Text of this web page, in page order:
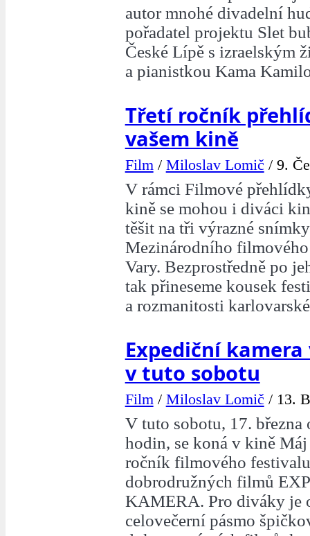
autor mnohé divadelní
pořadatel projektu Slet
České Lípě s izraelským
a pianistkou Kama
Třetí ročník
vašem kině
Film/ Miloslav Lomič / 9.
V rámci Filmové
kině se mohou i diváci
těšit na tři výrazné
Mezinárodního
Vary. Bezprostředně po
tak přineseme kousek
a rozmanitosti
Expediční kamera
v tuto sobotu
Film/ Miloslav Lomič / 13.
V tuto sobotu, 17. března
hodin, se koná v kině
ročník filmového
dobrodružných filmů
KAMERA. Pro diváky je
celovečerní pásmo